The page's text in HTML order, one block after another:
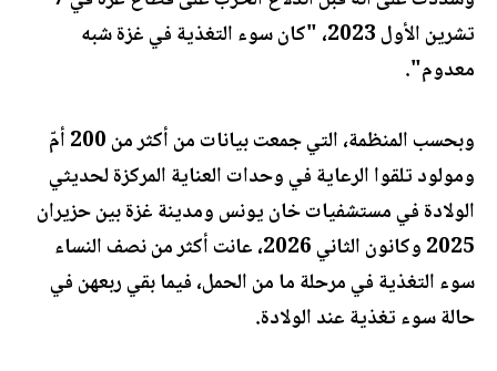
تشرين الأول 2023، "كان سوء التغذية في غزة شبه
معدوم".
وبحسب المنظمة، التي جمعت بيانات من أكثر من 200 أمّ
ومولود تلقوا الرعاية في وحدات العناية المركزة لحديثي
الولادة في مستشفيات خان يونس ومدينة غزة بين حزيران
2025 وكانون الثاني 2026، عانت أكثر من نصف النساء
سوء التغذية في مرحلة ما من الحمل، فيما بقي ربعهن في
حالة سوء تغذية عند الولادة.